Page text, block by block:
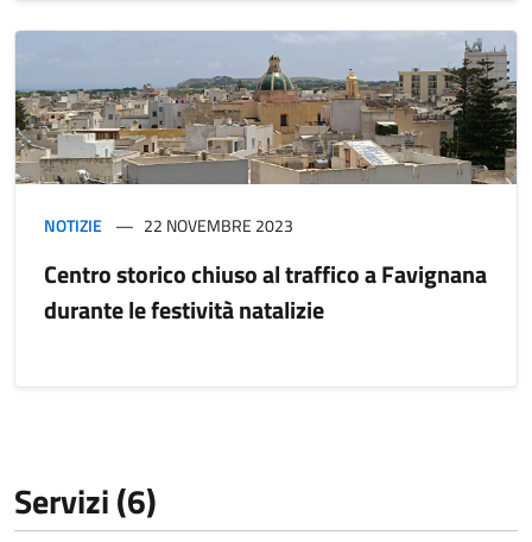
NOTIZIE 22 NOVEMBRE 2023
Centro storico chiuso al traffico a Favignana
durante le festività natalizie
Servizi (6)